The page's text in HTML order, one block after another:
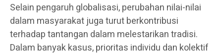
Selain pengaruh globalisasi, perubahan nilai-nilai
dalam masyarakat juga turut berkontribusi
terhadap tantangan dalam melestarikan tradisi.
Dalam banyak kasus, prioritas individu dan kolektif